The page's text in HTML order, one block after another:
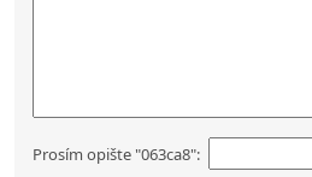
Prosím opište "063ca8":